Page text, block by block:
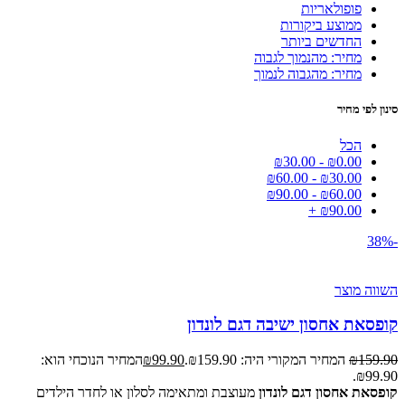
פופולאריות
ממוצע ביקורות
החדשים ביותר
מחיר: מהנמוך לגבוה
מחיר: מהגבוה לנמוך
סינון לפי מחיר
הכל
₪0.00
-
₪30.00
₪30.00
-
₪60.00
₪60.00
-
₪90.00
₪90.00
+
-38%
השווה מוצר
קופסאת אחסון ישיבה דגם לונדון
₪159.90 המחיר המקורי היה: ₪159.90. ₪99.90
המחיר הנוכחי הוא:
₪99.90.
קופסאת אחסון דגם לונדון מעוצבת ומתאימה לסלון או לחדר הילדים